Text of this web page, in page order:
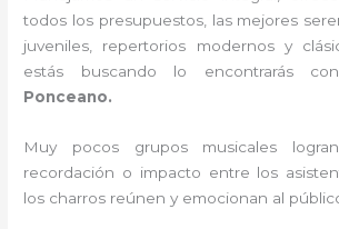
todos los presupuestos, las mejores
juveniles, repertorios modernos y
estás buscando lo encontrarás con
Ponceano.
Muy pocos grupos musicales
recordación o impacto entre los
los charros reúnen y emocionan al